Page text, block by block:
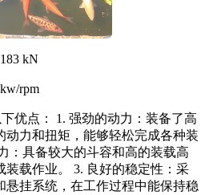
183 kN
rpm
优点： 1. 强劲的动力：装备了高
动力和扭矩，能够轻松完成各种装
：具备较大的斗容和高的装载高
装载作业。 3. 良好的稳定性：采
悬挂系统，在工作过程中能保持稳